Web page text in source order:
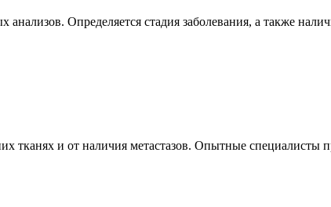
Определяется стадия заболевания, а также
и от наличия метастазов. Опытные